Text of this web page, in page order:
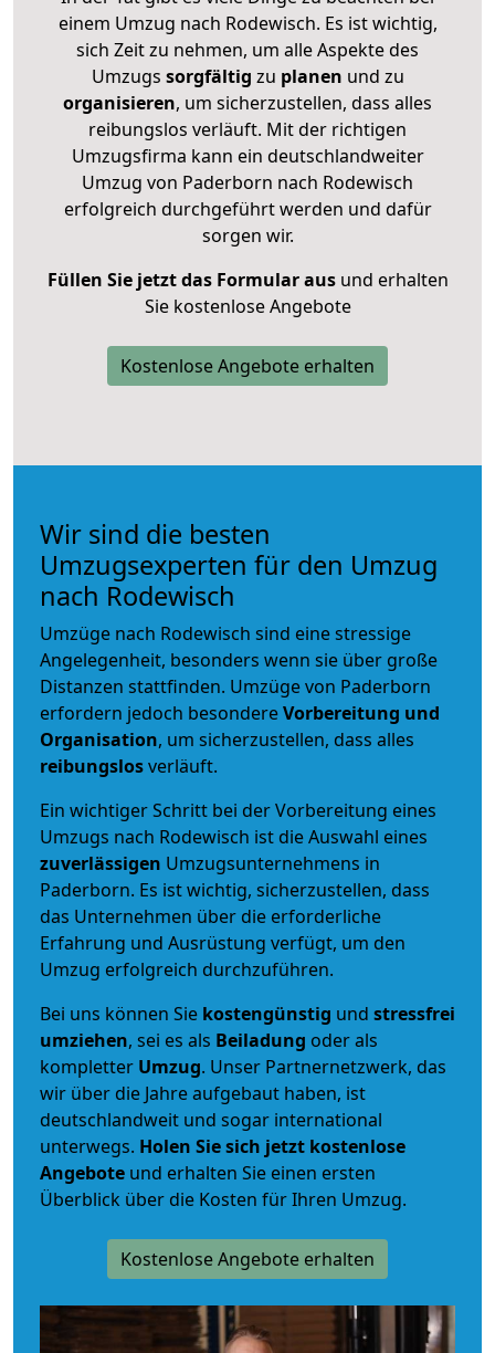
einem Umzug nach Rodewisch. Es ist wichtig,
sich Zeit zu nehmen, um alle Aspekte des
Umzugs sorgfältig zu planen und zu
organisieren, um sicherzustellen, dass alles
reibungslos verläuft. Mit der richtigen
Umzugsfirma kann ein deutschlandweiter
Umzug von Paderborn nach Rodewisch
erfolgreich durchgeführt werden und dafür
sorgen wir.
Füllen Sie jetzt das Formular ausund erhalten
Sie kostenlose Angebote
Kostenlose Angebote erhalten
Wir sind die besten
Umzugsexperten für den Umzug
nach Rodewisch
Umzüge nach Rodewisch sind eine stressige
Angelegenheit, besonders wenn sie über große
Distanzen stattfinden. Umzüge von Paderborn
erfordern jedoch besondereVorbereitung und
Organisation, um sicherzustellen, dass alles
reibungslosverläuft.
Ein wichtiger Schritt bei der Vorbereitung eines
Umzugs nach Rodewisch ist die Auswahl eines
zuverlässigen Umzugsunternehmens in
Paderborn. Es ist wichtig, sicherzustellen, dass
das Unternehmen über die erforderliche
Erfahrung und Ausrüstung verfügt, um den
Umzug erfolgreich durchzuführen.
Bei uns können Sie kostengünstig und stressfrei
umziehen, sei es als Beiladung oder als
kompletter Umzug. Unser Partnernetzwerk, das
wir über die Jahre aufgebaut haben, ist
deutschlandweit und sogar international
unterwegs. Holen Sie sich jetzt kostenlose
Angebote und erhalten Sie einen ersten
Überblick über die Kosten für Ihren Umzug.
Kostenlose Angebote erhalten